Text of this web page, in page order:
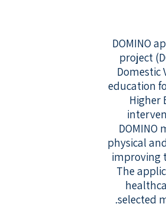
DOMINO
project
Domestic
education
Higher
physical
improving
The
selected